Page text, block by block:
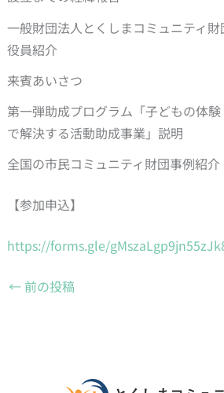
一般財団法人とくしまコミュニティ
役員紹介
来賓あいさつ
第一弾助成プログラム「子どもの体
で解決する活動助成事業」説明
全国の市民コミュニティ財団事例紹介
【参加申込】
https://forms.gle/
←前の投稿